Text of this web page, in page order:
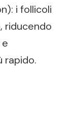
i follicoli
riducendo
rapido.